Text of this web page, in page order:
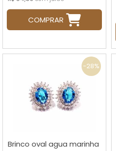
COMPRAR
-28%
Brinco oval agua marinha